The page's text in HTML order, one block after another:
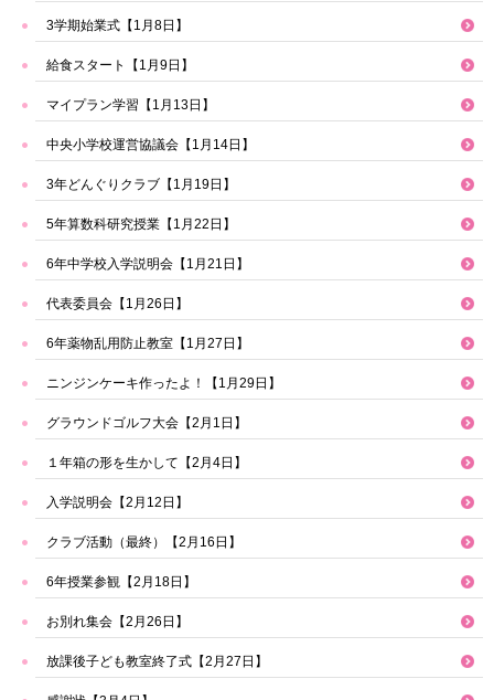
3学期始業式【1月8日】
給食スタート【1月9日】
マイプラン学習【1月13日】
中央小学校運営協議会【1月14日】
3年どんぐりクラブ【1月19日】
5年算数科研究授業【1月22日】
6年中学校入学説明会【1月21日】
代表委員会【1月26日】
6年薬物乱用防止教室【1月27日】
ニンジンケーキ作ったよ！【1月29日】
グラウンドゴルフ大会【2月1日】
１年箱の形を生かして【2月4日】
入学説明会【2月12日】
クラブ活動（最終）【2月16日】
6年授業参観【2月18日】
お別れ集会【2月26日】
放課後子ども教室終了式【2月27日】